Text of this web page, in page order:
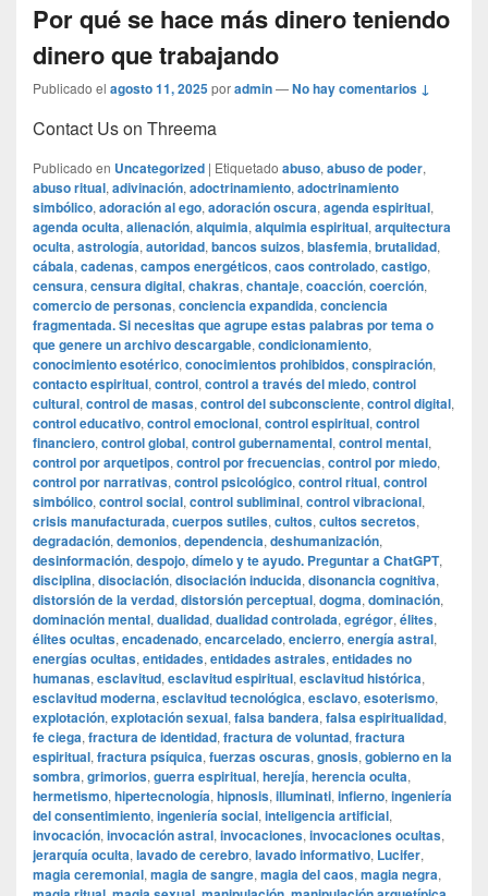
Por qué se hace más dinero teniendo
dinero que trabajando
Publicado el agosto 11, 2025poradmin—No hay comentarios ↓
Contact Us on Threema
Publicado en Uncategorized | Etiquetado abuso, abuso de poder,
abuso ritual, adivinación, adoctrinamiento, adoctrinamiento
simbólico, adoración al ego, adoración oscura, agenda espiritual,
agenda oculta, alienación, alquimia, alquimia espiritual, arquitectura
oculta, astrología, autoridad, bancos suizos, blasfemia, brutalidad,
cábala, cadenas, campos energéticos, caos controlado, castigo,
censura, censura digital, chakras, chantaje, coacción, coerción,
comercio de personas, conciencia expandida, conciencia
fragmentada. Si necesitas que agrupe estas palabras por tema o
que genere un archivo descargable, condicionamiento,
conocimiento esotérico, conocimientos prohibidos, conspiración,
contacto espiritual, control, control a través del miedo, control
cultural, control de masas, control del subconsciente, control digital,
control educativo, control emocional, control espiritual, control
financiero, control global, control gubernamental, control mental,
control por arquetipos, control por frecuencias, control por miedo,
control por narrativas, control psicológico, control ritual, control
simbólico, control social, control subliminal, control vibracional,
crisis manufacturada, cuerpos sutiles, cultos, cultos secretos,
degradación, demonios, dependencia, deshumanización,
desinformación, despojo, dímelo y te ayudo. Preguntar a ChatGPT,
disciplina, disociación, disociación inducida, disonancia cognitiva,
distorsión de la verdad, distorsión perceptual, dogma, dominación,
dominación mental, dualidad, dualidad controlada, egrégor, élites,
élites ocultas, encadenado, encarcelado, encierro, energía astral,
energías ocultas, entidades, entidades astrales, entidades no
humanas, esclavitud, esclavitud espiritual, esclavitud histórica,
esclavitud moderna, esclavitud tecnológica, esclavo, esoterismo,
explotación, explotación sexual, falsa bandera, falsa espiritualidad,
fe ciega, fractura de identidad, fractura de voluntad, fractura
espiritual, fractura psíquica, fuerzas oscuras, gnosis, gobierno en la
sombra, grimorios, guerra espiritual, herejía, herencia oculta,
hermetismo, hipertecnología, hipnosis, illuminati, infierno, ingeniería
del consentimiento, ingeniería social, inteligencia artificial,
invocación, invocación astral, invocaciones, invocaciones ocultas,
jerarquía oculta, lavado de cerebro, lavado informativo, Lucifer,
magia ceremonial, magia de sangre, magia del caos, magia negra,